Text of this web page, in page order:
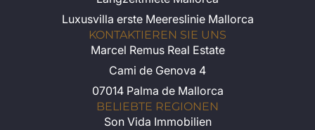
Luxusvilla erste Meereslinie Mallorca
KONTAKTIEREN SIE UNS
Marcel Remus Real Estate
Cami de Genova 4
07014 Palma de Mallorca
BELIEBTE REGIONEN
Son Vida Immobilien